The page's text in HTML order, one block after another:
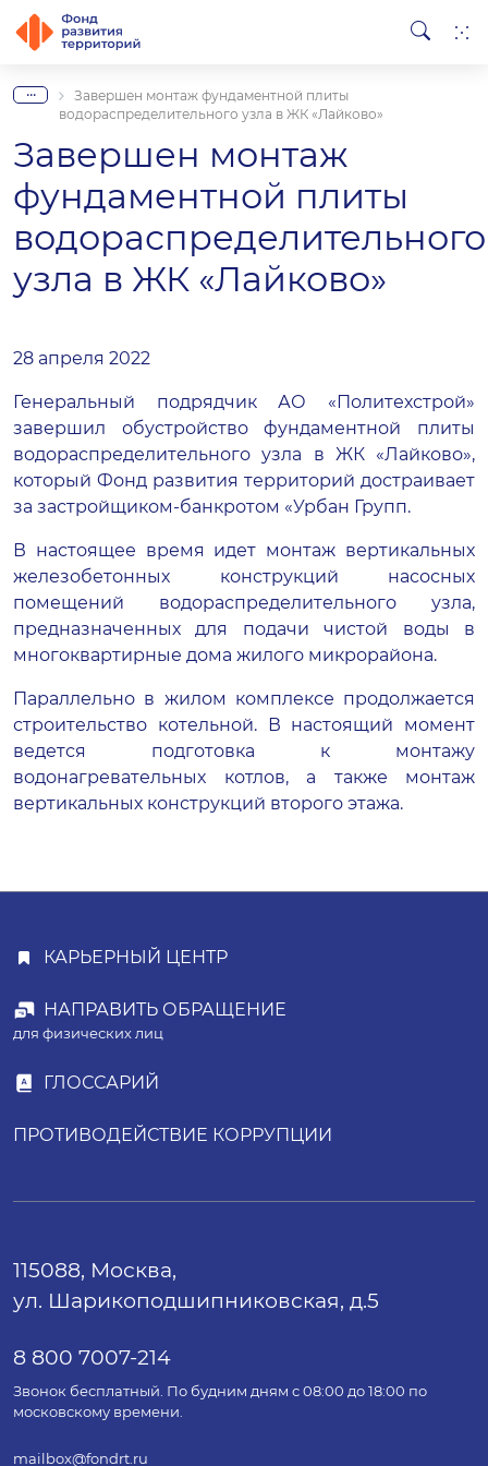
...
Завершен монтаж фундаментной плиты
водораспределительного узла в ЖК «Лайково»
Завершен монтаж
фундаментной плиты
водораспределительного
узла в ЖК «Лайково»
28 апреля 2022
Генеральный подрядчик АО «Политехстрой»
завершил обустройство фундаментной плиты
водораспределительного узла в ЖК «Лайково»,
который Фонд развития территорий достраивает
за застройщиком-банкротом «Урбан Групп.
В настоящее время идет монтаж вертикальных
железобетонных конструкций насосных
помещений водораспределительного узла,
предназначенных для подачи чистой воды в
многоквартирные дома жилого микрорайона.
Параллельно в жилом комплексе продолжается
строительство котельной. В настоящий момент
ведется подготовка к монтажу
водонагревательных котлов, а также монтаж
вертикальных конструкций второго этажа.
КАРЬЕРНЫЙ ЦЕНТР
НАПРАВИТЬ ОБРАЩЕНИЕ
для физических лиц
ГЛОССАРИЙ
ПРОТИВОДЕЙСТВИЕ КОРРУПЦИИ
115088, Москва,
ул. Шарикоподшипниковская, д.5
8 800 7007-214
Звонок бесплатный. По будним дням с 08:00 до 18:00 по
московскому времени.
mailbox@fondrt.ru